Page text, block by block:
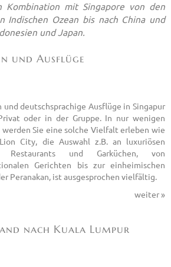
Kombination mit Singapore von den
Indischen Ozean bis nach China und
und Japan.
und Ausflüge
und deutschsprachige Ausflüge in Singapur
oder in der Gruppe. In nur wenigen
Sie eine solche Vielfalt erleben wie
City, die Auswahl z.B. an luxuriösen
Restaurants und Garküchen, von
Gerichten bis zur einheimischen
Peranakan, ist ausgesprochen vielfältig.
weiter »
nach Kuala Lumpur